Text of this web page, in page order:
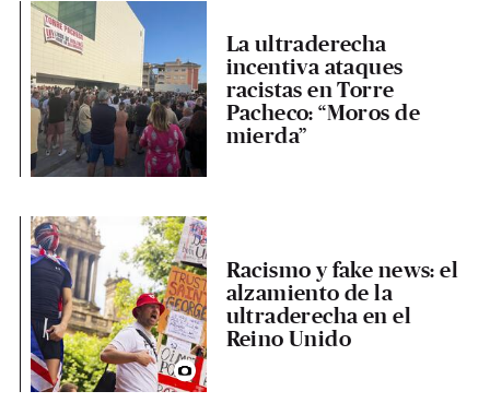
La ultraderecha
incentiva ataques
racistas en Torre
Pacheco: “Moros de
mierda”
Racismo y fake news: el
alzamiento de la
ultraderecha en el
Reino Unido